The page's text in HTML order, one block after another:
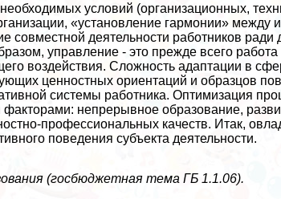
условий (организационных,
«установление гармонии» между
совместной деятельности работников ради
управление - это прежде всего
воздействия. Сложность адаптации в
ценностных ориентаций и образцов
системы работника. Оптимизация
непрерывное образование,
профессиональных качеств. Итак,
поведения субъекта деятельности.
(госбюджетная тема ГБ 1.1.06).